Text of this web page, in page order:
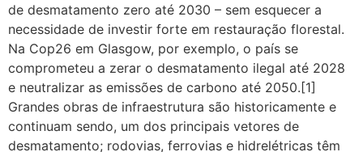
de desmatamento zero até 2030 – sem esquecer a
necessidade de investir forte em restauração florestal.
Na Cop26 em Glasgow, por exemplo, o país se
comprometeu a zerar o desmatamento ilegal até 2028
e neutralizar as emissões de carbono até 2050.[1]
Grandes obras de infraestrutura são historicamente e
continuam sendo, um dos principais vetores de
desmatamento; rodovias, ferrovias e hidrelétricas têm